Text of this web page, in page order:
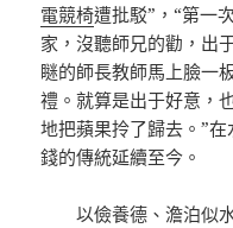
電競椅遭批駁”，“第一
家，沒聽師兄的勸，出
瞇的師長教師馬上臉一
禮。就算是出于好意，
地把蘋果拎了歸去。”
錢的傳統延續至今。
以儉養德、澹泊似